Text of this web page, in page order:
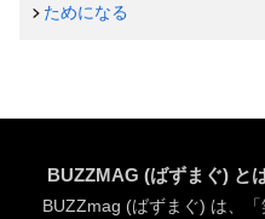
ためになる
BUZZMAG (ばずまぐ) と
BUZZmag (ばずまぐ) は、